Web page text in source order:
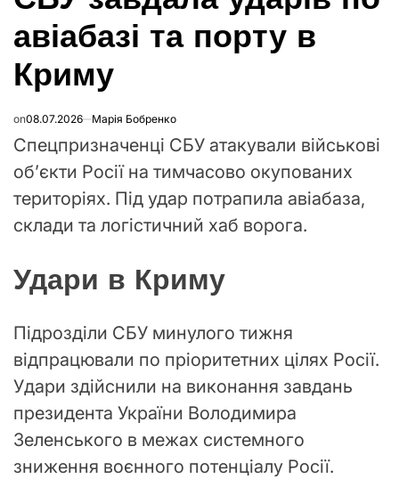
авіабазі та порту в
Криму
on08.07.2026 Марія Бобренко
Спецпризначенці СБУ атакували військові
об’єкти Росії на тимчасово окупованих
територіях. Під удар потрапила авіабаза,
склади та логістичний хаб ворога.
Удари в Криму
Підрозділи СБУ минулого тижня
відпрацювали по пріоритетних цілях Росії.
Удари здійснили на виконання завдань
президента України Володимира
Зеленського в межах системного
зниження воєнного потенціалу Росії.